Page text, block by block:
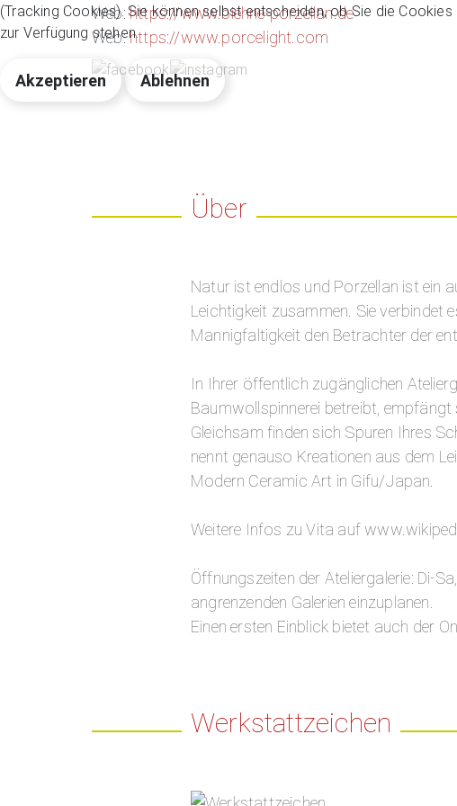
Web:https://www.biehne-porzellan.de
Web:https://www.porcelight.com
Über
Natur ist endlos und Porzellan ist ein
Leichtigkeit zusammen. Sie verbindet
Mannigfaltigkeit den Betrachter der
In Ihrer öffentlich zugänglichen
Baumwollspinnerei betreibt, empfängt
Gleichsam finden sich Spuren Ihres
nennt genauso Kreationen aus dem
Modern Ceramic Art in Gifu/Japan.
Weitere Infos zu Vita auf
Öffnungszeiten der Ateliergalerie: Di-
angrenzenden Galerien einzuplanen.
Einen ersten Einblick bietet auch der
Werkstattzeichen
(Tracking Cookies). Sie können selbst entscheiden, ob Sie die
zur Verfügung stehen.
Akzeptieren Ablehnen